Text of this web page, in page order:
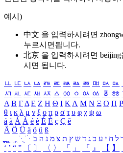
예시)
中文 을 입력하시려면
누르시면됩니다.
北京 을 입력하시려면 beijing
시면 됩니다.
ㅥ ㅦ ㅧ ㅨ ㅩ ㅪ ㅫ ㅬ ㅭ ㅮ ㅯ ㅰ
ㅺ ㅻ ㅼ ㅽ ㅾ ㅿ ㆀ ㆁ ㆂ ㆃ ㆄ ㆅ
Α Β ΓΔ Ε Ζ Η Θ Ι ΚΛ Μ Ν Ξ Ο Π Ρ
θ ι κ λ μ ν ξ ο π ρ σ τ υ φ χ ψ ω
á à Á À é è É È ç Ç ê
Ä Ö Ü ä ö ü ß
ִֶֹ ֻּ ׁׂ ל ח י ע כ ג ד ש ץ ת צ מ נ ה ב
‘ ’ “ ” 〔 〕 〈 〉 「 」 『 』 【 】